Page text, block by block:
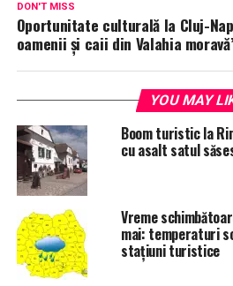
DON'T MISS
Oportunitate culturală la Cluj-
oamenii și caii din Valahia
YOU MAY
Boom turistic la
cu asalt satul
Vreme
mai: temperaturi
stațiuni turistice